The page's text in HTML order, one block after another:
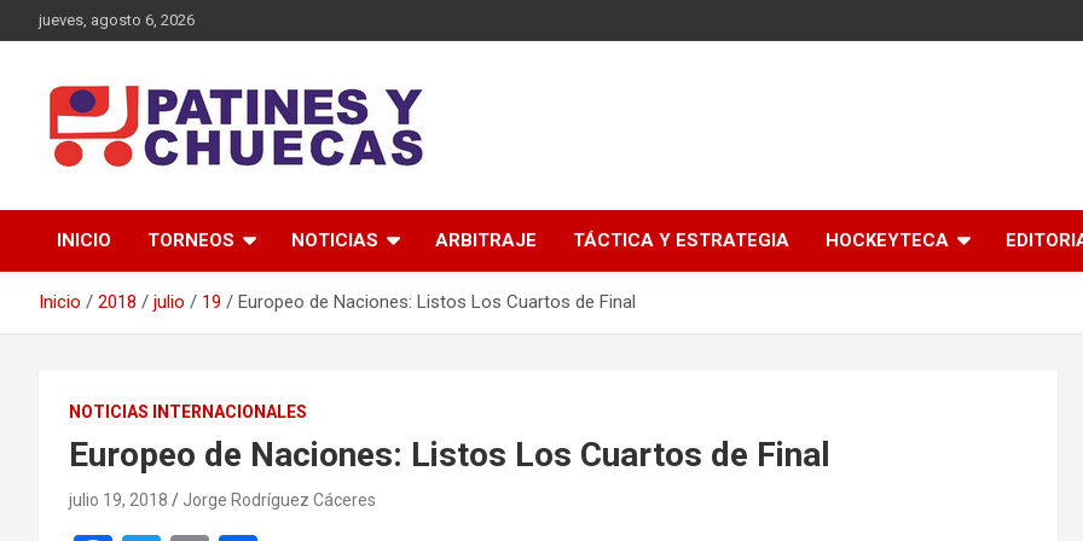
Saltar
al
jueves, agosto 6, 2026
Patines y Chuecas
INICIO TORNEOS NOTICIAS ARBITRAJE TÁCTICA Y ESTRATEGIA HOCKEYTECA
Inicio 2018 julio 19 Europeo de Naciones: Listos Los Cuartos de Final
NOTICIAS INTERNACIONALES
Europeo de Naciones: Listos Los Cuartos de Final
julio 19, 2018 Jorge Rodríguez Cáceres